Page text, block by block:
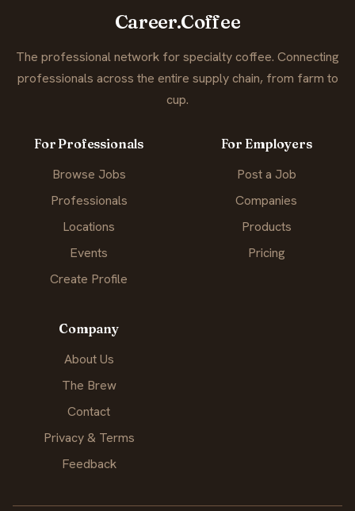
Career.Coffee
The professional network for specialty coffee. Connecting
professionals across the entire supply chain, from farm to
cup.
For Professionals
Browse Jobs
Professionals
Locations
Events
Create Profile
For Employers
Post a Job
Companies
Products
Pricing
Company
About Us
The Brew
Contact
Privacy & Terms
Feedback